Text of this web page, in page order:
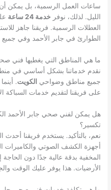
ساعات العمل الرسمية، بل يمكن
الليل. لذلك، نوفر خدمة 24 ساعة
العطلات الرسمية. فريقنا جاهز
الطوارئ في جابر الأحمد وفي جميع
ما هي المناطق التي يغطيها فني
نقدم خدماتنا بشكل أساسي في
جميع مناطق وضواحي الكويت.
على فريقنا لتقديم خدمات السباكة
هل يمكن لفني صحي جابر الأحمد
تكسير؟
نعم، بالتأكيد. يستخدم فريقنا أحدث
أجهزة الكشف الصوتي والكاميرات
المخفية بدقة عالية جدًا دون
الأرضيات. هذا يوفر عليك الوقت